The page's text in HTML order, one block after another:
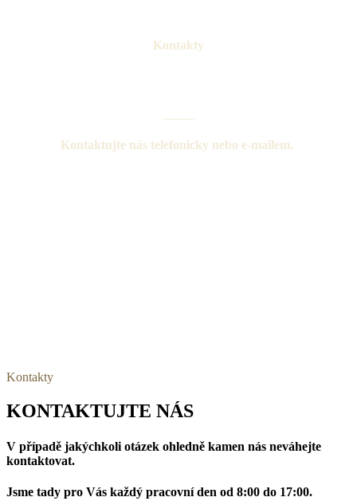
Kontakty
Kontaktujte nás telefonicky nebo e-mailem.
Kontakty
KONTAKTUJTE NÁS
V případě jakýchkoli otázek ohledně kamen nás neváhejte
kontaktovat.
Jsme tady pro Vás každý pracovní den od 8:00 do 17:00.